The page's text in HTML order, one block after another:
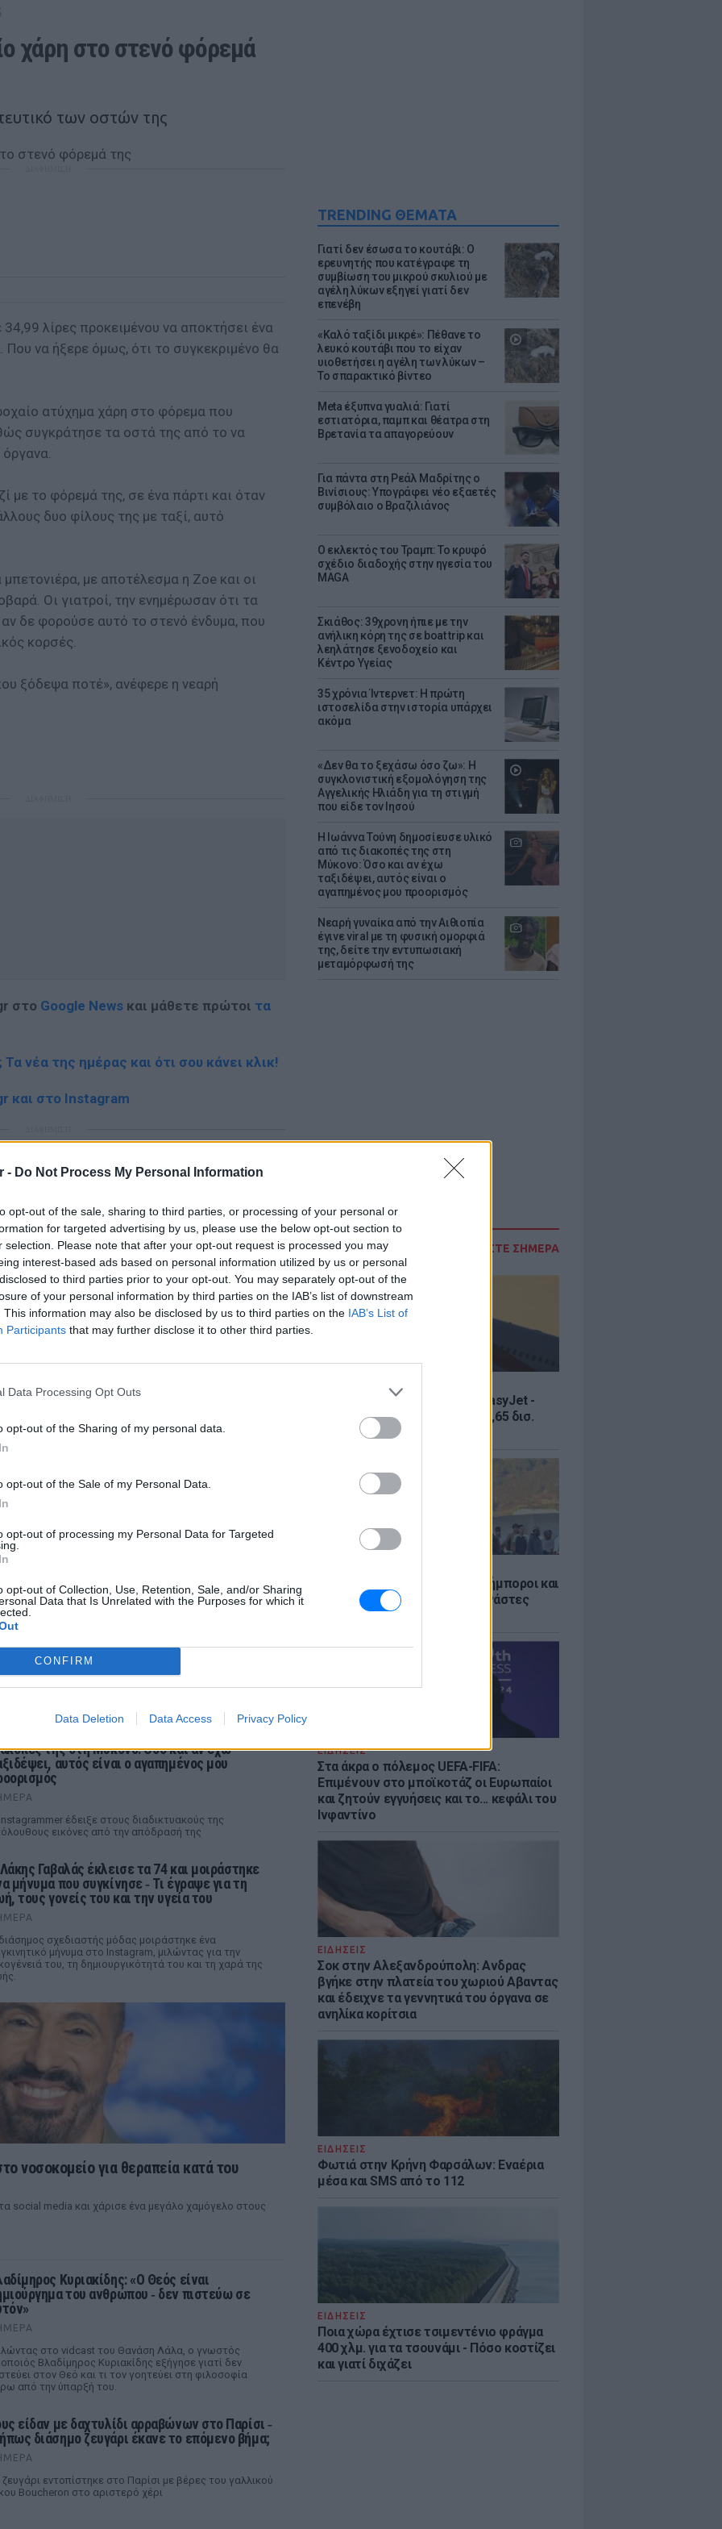
- Do Not Process My Personal Information
opt-out of the sale, sharing to third parties, or processing of your personal or
for targeted advertising by us, please use the below opt-out section to
selection. Please note that after your opt-out request is processed you may
interest-based ads based on personal information utilized by us or personal
to third parties prior to your opt-out. You may separately opt-out of the
of your personal information by third parties on the IAB’s list of downstream
This information may also be disclosed by us to third parties on the IAB’s List of
Participants that may further disclose it to other third parties.
Data Processing Opt Outs
opt-out of the Sharing of my personal data.
opt-out of the Sale of my Personal Data.
opt-out of processing my Personal Data for Targeted
opt-out of Collection, Use, Retention, Sale, and/or Sharing
Data that Is Unrelated with the Purposes for which it
CONFIRM
Data Deletion Data Access Privacy Policy
TRENDING ΘΕΜΑΤΑ
Γιατί δεν έσωσα το κουτάβι: Ο
ερευνητής που κατέγραφε τη
συμβίωση του μικρού σκυλιού με
αγέλη λύκων εξηγεί γιατί δεν
επενέβη
«Καλό ταξίδι μικρέ»: Πέθανε το
λευκό κουτάβι που το είχαν
υιοθετήσει η αγέλη των λύκων –
Το σπαρακτικό βίντεο
Meta έξυπνα γυαλιά: Γιατί
εστιατόρια, παμπ και θέατρα στη
Βρετανία τα απαγορεύουν
Για πάντα στη Ρεάλ Μαδρίτης ο
Βινίσιους: Υπογράφει νέο εξαετές
συμβόλαιο ο Βραζιλιάνος
Ο εκλεκτός του Τραμπ: Το κρυφό
σχέδιο διαδοχής στην ηγεσία του
MAGA
Σκιάθος: 39χρονη ήπιε με την
ανήλικη κόρη της σε boat trip και
λεηλάτησε ξενοδοχείο και
Κέντρο Υγείας
35 χρόνια Ίντερνετ: Η πρώτη
ιστοσελίδα στην ιστορία υπάρχει
ακόμα
«Δεν θα το ξεχάσω όσο ζω»: Η
συγκλονιστική εξομολόγηση της
Αγγελικής Ηλιάδη για τη στιγμή
που είδε τον Ιησού
Η Ιωάννα Τούνη δημοσίευσε υλικό
από τις διακοπές της στη
Μύκονο: Όσο και αν έχω
ταξιδέψει, αυτός είναι ο
αγαπημένος μου προορισμός
Νεαρή γυναίκα από την Αιθιοπία
έγινε viral με τη φυσική ομορφιά
της, δείτε την εντυπωσιακή
μεταμόρφωσή της
ΔΙΑΒΑΣΤΕ ΣΗΜΕΡΑ
Συμφωνία εξαγοράς για την EasyJet -
Στην αμερικανική Appolo για 6,65 δισ.
Θέουτα: «Οι κάτοικοι είναι ανήμποροι και
γεμάτοι αγωνία» - 5.000 μετανάστες
παραμένουν στην περιοχή
ΕΙΔΗΣΕΙΣ
Στα άκρα ο πόλεμος UEFA-FIFA:
Επιμένουν στο μποϊκοτάζ οι Ευρωπαίοι
και ζητούν εγγυήσεις και το... κεφάλι του
Ινφαντίνο
ΕΙΔΗΣΕΙΣ
Σοκ στην Αλεξανδρούπολη: Ανδρας
βγήκε στην πλατεία του χωριού Αβαντας
και έδειχνε τα γεννητικά του όργανα σε
ανηλίκα κορίτσια
ΕΙΔΗΣΕΙΣ
Φωτιά στην Κρήνη Φαρσάλων: Εναέρια
μέσα και SMS από το 112
ΕΙΔΗΣΕΙΣ
Ποια χώρα έχτισε τσιμεντένιο φράγμα
400 χλμ. για τα τσουνάμι - Πόσο κοστίζει
και γιατί διχάζει
χάρη στο στενό φόρεμά
των οστών της
λίρες προκειμένου να αποκτήσει ένα
Που να ήξερε όμως, ότι το συγκεκριμένο θα
ατύχημα χάρη στο φόρεμα που
συγκράτησε τα οστά της από το να
με το φόρεμά της, σε ένα πάρτι και όταν
δυο φίλους της με ταξί, αυτό
με αποτέλεσμα η Zoe και οι
Οι γιατροί, την ενημέρωσαν ότι τα
δε φορούσε αυτό το στενό ένδυμα, που
κορσές.
ξόδεψα ποτέ», ανέφερε η νεαρή
στο Google News και μάθετε πρώτοι τα
νέα της ημέρας και ότι σου κάνει κλικ!
και στο Instagram
θα το ξεχάσω όσο ζω»: Η συγκλονιστική
της Αγγελικής Ηλιάδη για τη
που είδε τον Ιησού
περιέγραψε μέσα από το Instagram μια
που λέει πως έζησε όταν ο γιος της νοσηλευόταν
της στη Μύκονο: Όσο και αν έχω
αυτός είναι ο αγαπημένος μου
έδειξε στους διαδικτυακούς της
εικόνες από την απόδρασή της
Γαβαλάς έκλεισε τα 74 και μοιράστηκε
μήνυμα που συγκίνησε ‑ Τι έγραψε για τη
τους γονείς του και την υγεία του
σχεδιαστής μόδας μοιράστηκε ένα
μήνυμα στο Instagram, μιλώντας για την
του, τη δημιουργικότητά του και τη χαρά της
νοσοκομείο για θεραπεία κατά του
social media και χάρισε ένα μεγάλο χαμόγελο στους
Κυριακίδης: «Ο Θεός είναι
του ανθρώπου ‑ δεν πιστεύω σε
στο vidcast του Θανάση Λάλα, ο γνωστός
Βλαδίμηρος Κυριακίδης εξήγησε γιατί δεν
στον Θεό και τι τον γοητεύει στη φιλοσοφία
από την ύπαρξή του.
είδαν με δαχτυλίδι αρραβώνων στο Παρίσι ‑
διάσημο ζευγάρι έκανε το επόμενο βήμα;
ζευγάρι εντοπίστηκε στο Παρίσι με βέρες του γαλλικού
Boucheron στο αριστερό χέρι